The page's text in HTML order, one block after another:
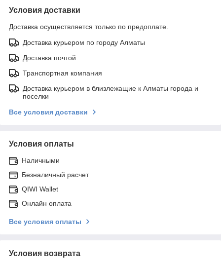
Условия доставки
Доставка осуществляется только по предоплате.
Доставка курьером по городу Алматы
Доставка почтой
Транспортная компания
Доставка курьером в близлежащие к Алматы города и
поселки
Все условия доставки
Условия оплаты
Наличными
Безналичный расчет
QIWI Wallet
Онлайн оплата
Все условия оплаты
Условия возврата